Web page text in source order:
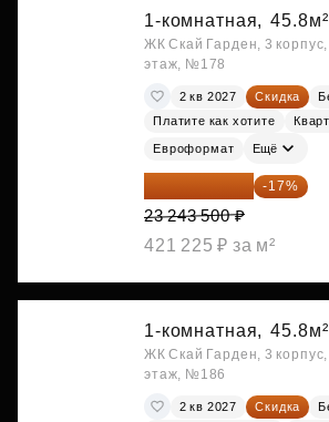
1-комнатная, 45.8м²
ЖК Скай Гарден, 3
этаж, №178
2 кв 2027 Скидка
Платите как хотите
Евроформат Ещё
19 292 105 ₽ -17%
23 243 500 ₽
421 225 ₽ за м²
1-комнатная, 45.8м²
ЖК Скай Гарден, 3 корпус,
этаж, №186
2 кв 2027 Скидка